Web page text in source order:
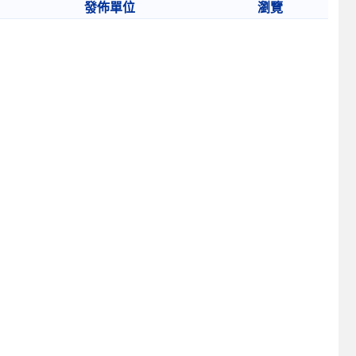
發佈單位 瀏覽